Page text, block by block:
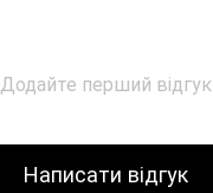
Додайте перший відгук
Написати відгук